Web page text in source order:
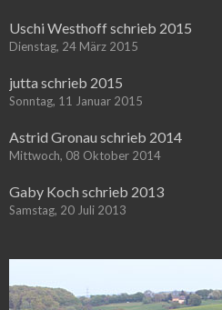
Uschi Westhoff schrieb 2015
Dienstag, 24 März 2015
jutta schrieb 2015
Sonntag, 11 Januar 2015
Astrid Gronau schrieb 2014
Mittwoch, 08 Oktober 2014
Gaby Koch schrieb 2013
Samstag, 20 Juli 2013